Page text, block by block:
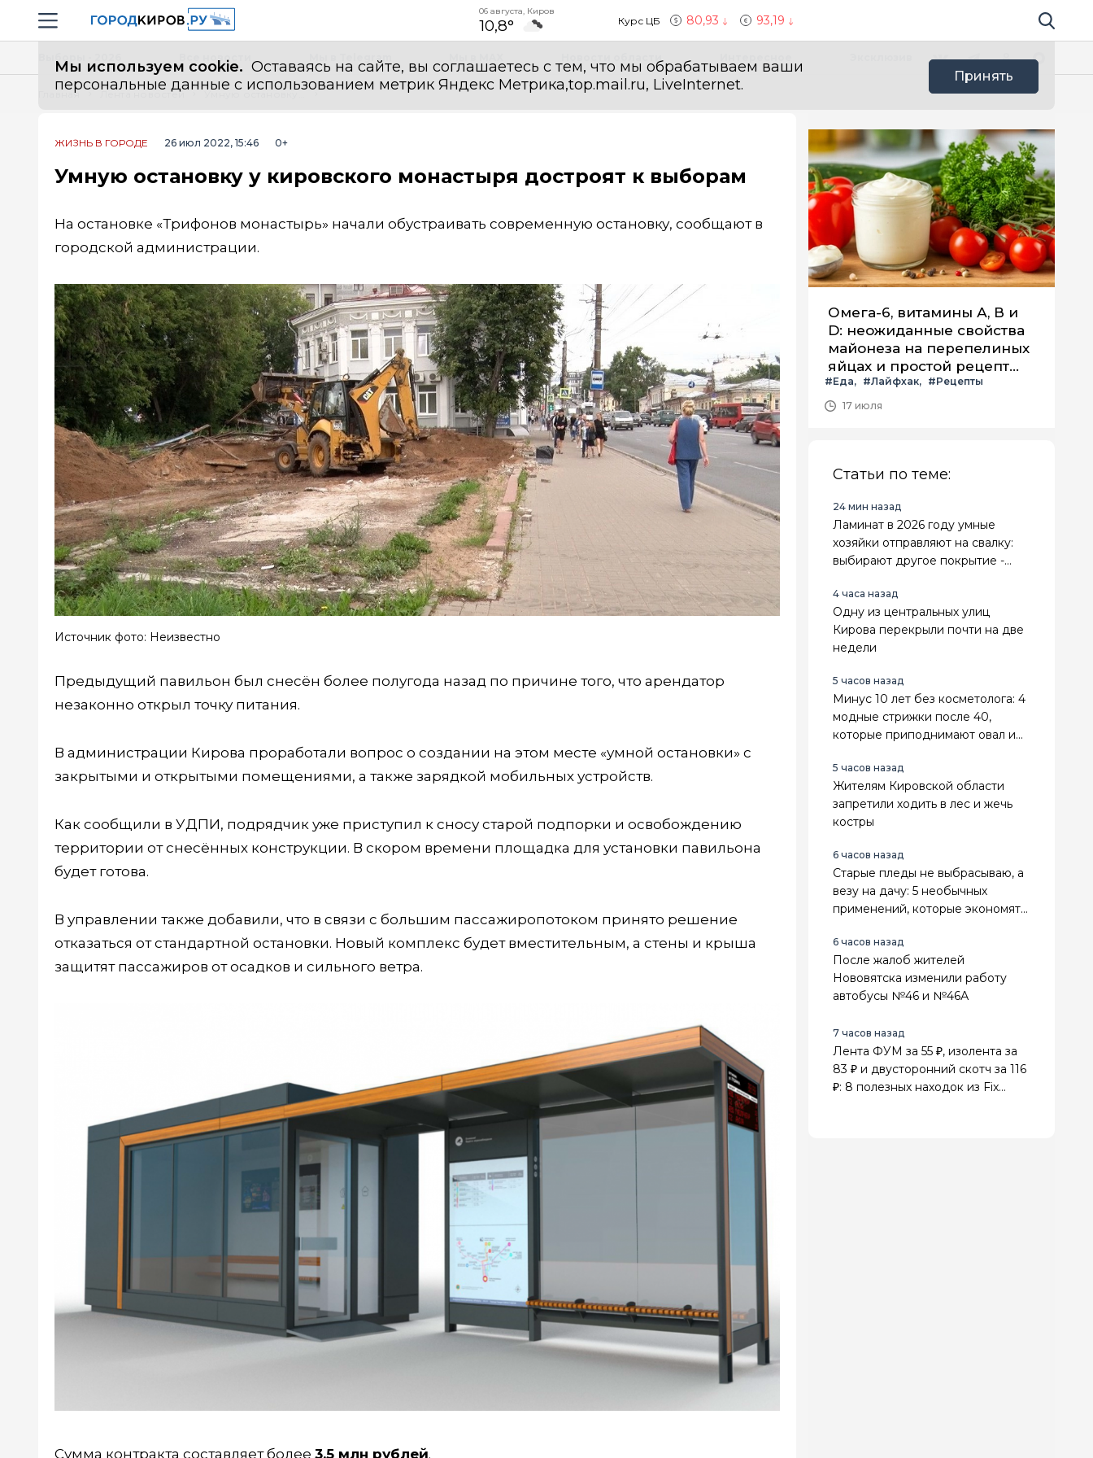
Навигация сайта
06 августа, Киров
10,8° Курс ЦБ 80,93 93,19 Поиск по
Мы используем cookie. Оставаясь на сайте, вы соглашаетесь с тем, что мы обрабатываем ваши
персональные данные с использованием метрик Яндекс Метрика,top.mail.ru, LiveInternet.
Принять
Все новости
Главная Лента новостей
ЖИЗНЬ В ГОРОДЕ 26 июл 2022, 15:46 0+
Умную остановку у кировского монастыря достроят к выборам
На остановке «Трифонов монастырь» начали обустраивать современную остановку, сообщают в
городской администрации.
Источник фото: Неизвестно
Предыдущий павильон был снесён более полугода назад по причине того, что арендатор
незаконно открыл точку питания.
В администрации Кирова проработали вопрос о создании на этом месте «умной остановки» с
закрытыми и открытыми помещениями, а также зарядкой мобильных устройств.
Как сообщили в УДПИ, подрядчик уже приступил к сносу старой подпорки и освобождению
территории от снесённых конструкции. В скором времени площадка для установки павильона
будет готова.
В управлении также добавили, что в связи с большим пассажиропотоком принято решение
отказаться от стандартной остановки. Новый комплекс будет вместительным, а стены и крыша
защитят пассажиров от осадков и сильного ветра.
Сумма контракта составляет более 3,5 млн рублей.
Омега-6, витамины А, В и
D: неожиданные свойства
майонеза на перепелиных
яйцах и простой рецепт
летнего салата с ним
#Еда #Лайфхак
#Рецепты
17 июля
Статьи по теме:
24 мин назад
Ламинат в 2026 году умные
хозяйки отправляют на свалку:
выбирают другое покрытие -
4 часа назад
Одну из центральных улиц
Кирова перекрыли почти на две
недели
5 часов назад
Минус 10 лет без косметолога: 4
модные стрижки после 40,
которые приподнимают овал и
5 часов назад
Жителям Кировской области
запретили ходить в лес и жечь
костры
6 часов назад
Старые пледы не выбрасываю, а
везу на дачу: 5 необычных
применений, которые экономят
6 часов назад
После жалоб жителей
Нововятска изменили работу
автобусы №46 и №46А
7 часов назад
Лента ФУМ за 55 ₽, изолента за
83 ₽ и двусторонний скотч за 116
₽: 8 полезных находок из Fix